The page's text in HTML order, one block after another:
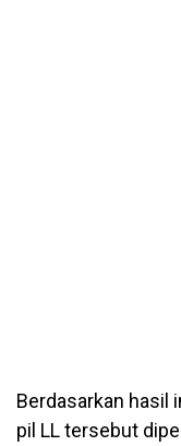
Berdasarkan hasil
pil LL tersebut